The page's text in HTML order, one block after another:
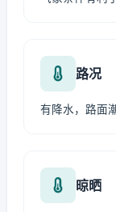
路况
有降水，路面
晾晒